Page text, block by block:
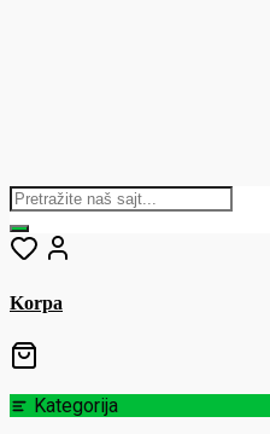
Korpa
Kategorija